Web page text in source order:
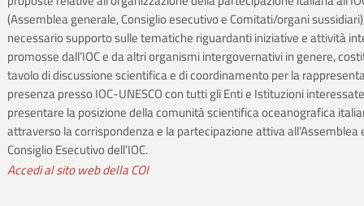
(Assemblea generale, Consiglio esecutivo e Comitati/organi
necessario supporto sulle tematiche riguardanti iniziative e attività
promosse dall’IOC e da altri organismi intergovernativi in genere,
tavolo di discussione scientifica e di coordinamento per la
presenza presso IOC-UNESCO con tutti gli Enti e Istituzioni
presentare la posizione della comunità scientifica oceanografica
attraverso la corrispondenza e la partecipazione attiva all’Assemblea
Consiglio Esecutivo dell’IOC.
Accedi al sito web della COI